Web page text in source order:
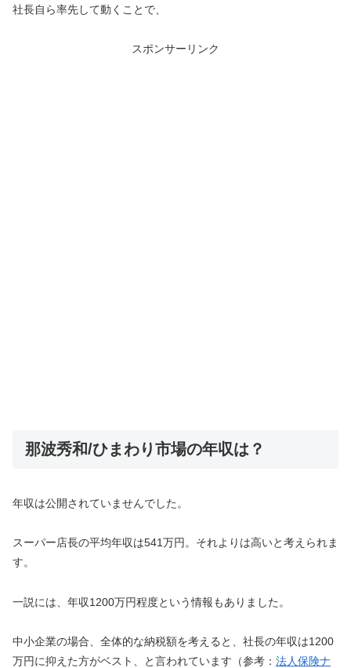
社長自ら率先して動くことで、
スポンサーリンク
那波秀和/ひまわり市場の年収は？
年収は公開されていませんでした。
スーパー店長の平均年収は541万円。それよりは高いと考えられま
す。
一説には、年収1200万円程度という情報もありました。
中小企業の場合、全体的な納税額を考えると、社長の年収は1200
万円に抑えた方がベスト、と言われています（参考： 法人保険ナ